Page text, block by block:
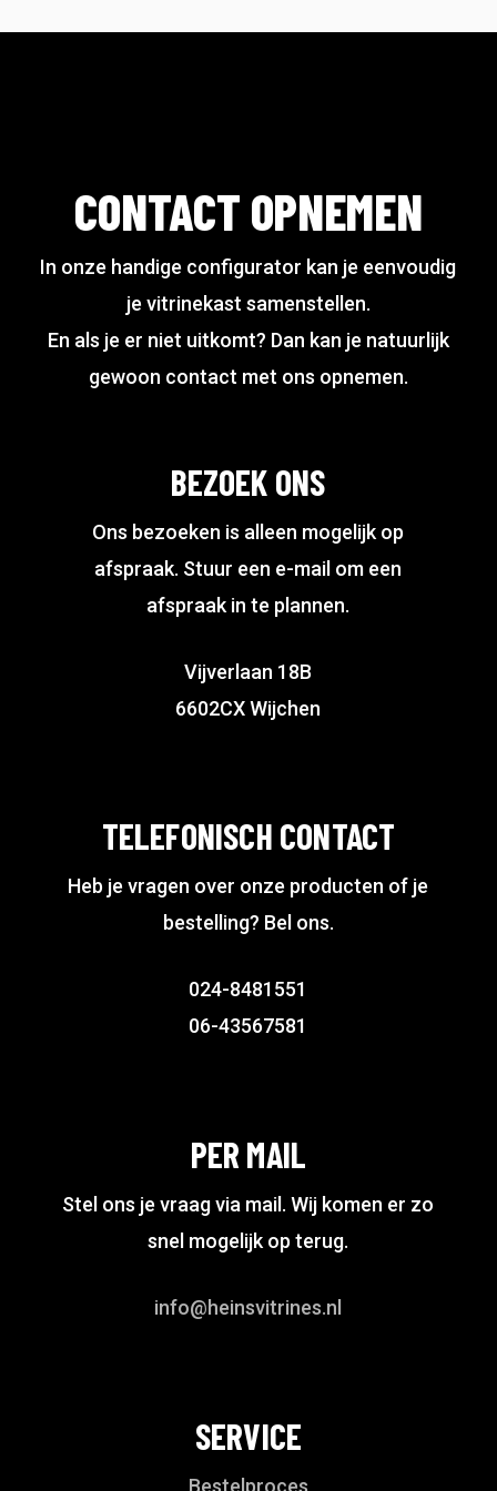
productpagina
worden
op
de
productpagina
CONTACT OPNEMEN
In onze handige configurator kan je eenvoudig
je vitrinekast samenstellen.
En als je er niet uitkomt? Dan kan je natuurlijk
gewoon contact met ons opnemen.
BEZOEK ONS
Ons bezoeken is alleen mogelijk op
afspraak. Stuur een e-mail om een
afspraak in te plannen.
Vijverlaan 18B
6602CX Wijchen
TELEFONISCH CONTACT
Heb je vragen over onze producten of je
bestelling? Bel ons.
024-8481551
06-43567581
PER MAIL
Stel ons je vraag via mail. Wij komen er zo
snel mogelijk op terug.
info@heinsvitrines.nl
SERVICE
Bestelproces